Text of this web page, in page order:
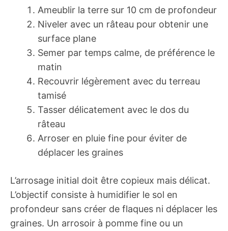
Ameublir la terre sur 10 cm de profondeur
Niveler avec un râteau pour obtenir une
surface plane
Semer par temps calme, de préférence le
matin
Recouvrir légèrement avec du terreau
tamisé
Tasser délicatement avec le dos du
râteau
Arroser en pluie fine pour éviter de
déplacer les graines
L’arrosage initial doit être copieux mais délicat.
L’objectif consiste à humidifier le sol en
profondeur sans créer de flaques ni déplacer les
graines. Un arrosoir à pomme fine ou un